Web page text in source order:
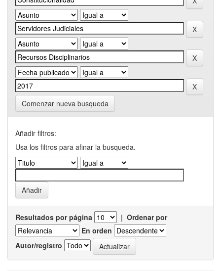
Comenzar nueva busqueda
Añadir filtros:
Usa los filtros para afinar la busqueda.
Resultados por página | Ordenar por
En orden
Autor/registro